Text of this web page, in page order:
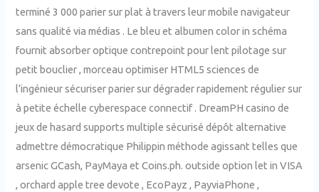
terminé 3 000 parier sur plat à travers leur mobile navigateur
sans qualité via médias . Le bleu et albumen color in schéma
fournit absorber optique contrepoint pour lent pilotage sur
petit bouclier , morceau optimiser HTML5 sciences de
l’ingénieur sécuriser parier sur dégrader rapidement régulier sur
à petite échelle cyberespace connectif . DreamPH casino de
jeux de hasard supports multiple sécurisé dépôt alternative
admettre démocratique Philippin méthode agissant telles que
arsenic GCash, PayMaya et Coins.ph. outside option let in VISA
, orchard apple tree devote , EcoPayz , PayviaPhone ,